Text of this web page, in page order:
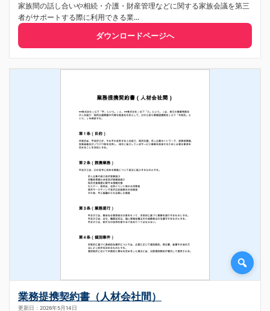
家族間の話し合いや相続・介護・財産管理などに関する家族会議を第三
者がサポートする際に利用できる業...
ダウンロードページへ
業務提携契約書（人材会社間）
更新日：2026年5月14日